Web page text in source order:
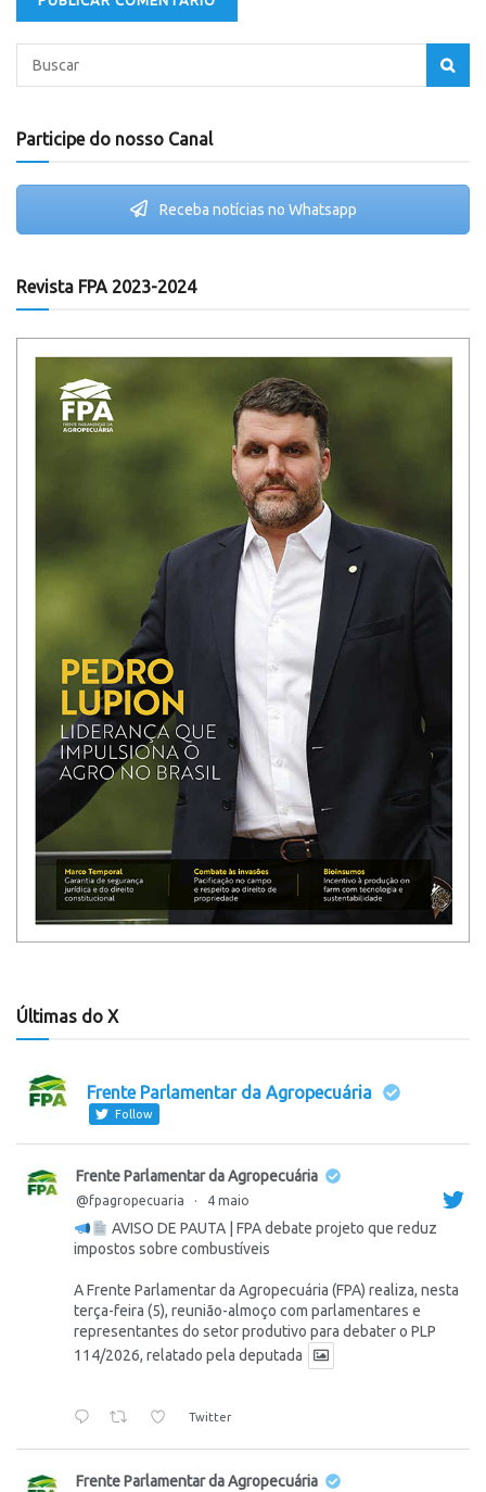
Participe do nosso Canal
Receba notícias no Whatsapp
Revista FPA 2023-2024
Últimas do X
Frente Parlamentar da Agropecuária
Follow
Frente Parlamentar da Agropecuária
@fpagropecuaria · 4 maio
AVISO DE PAUTA | FPA debate projeto que reduz
impostos sobre combustíveis
A Frente Parlamentar da Agropecuária (FPA) realiza, nesta
terça-feira (5), reunião-almoço com parlamentares e
representantes do setor produtivo para debater o PLP
114/2026, relatado pela deputada
Twitter
Frente Parlamentar da Agropecuária